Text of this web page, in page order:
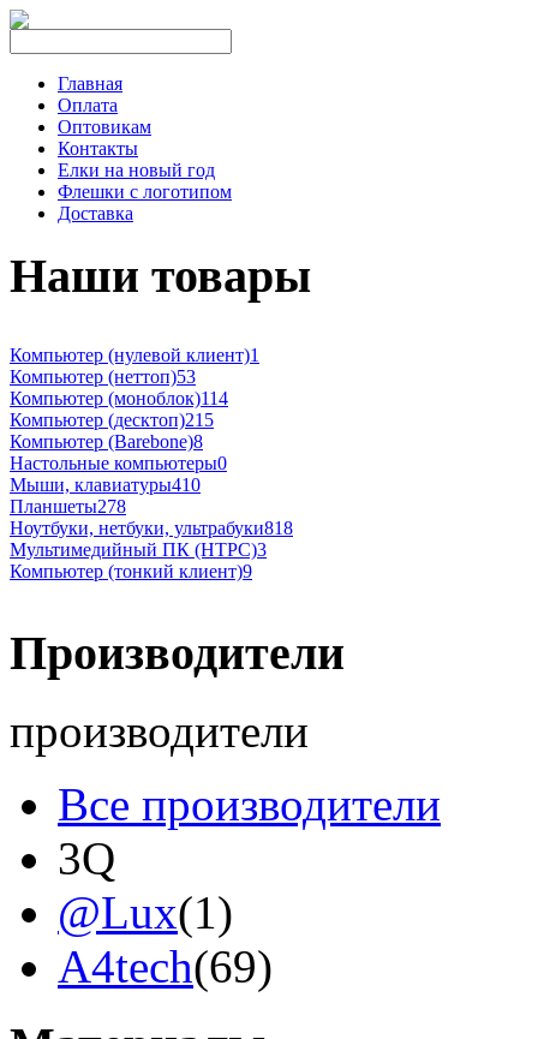
Главная
Оплата
Оптовикам
Контакты
Елки на новый год
Флешки с логотипом
Доставка
Наши товары
Компьютер (нулевой клиент)1
Компьютер (неттоп)53
Компьютер (моноблок)114
Компьютер (десктоп)215
Компьютер (Barebone)8
Настольные компьютеры0
Мыши, клавиатуры410
Планшеты278
Ноутбуки, нетбуки, ультрабуки818
Мультимедийный ПК (HTPC)3
Компьютер (тонкий клиент)9
Производители
производители
Все производители
3Q
@Lux(1)
A4tech(69)